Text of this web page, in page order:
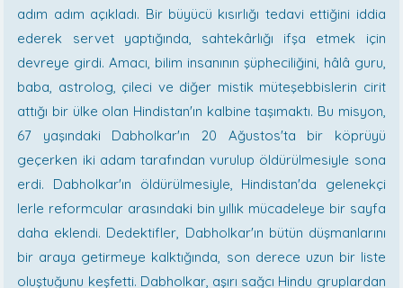
adım adım açıkladı. Bir büyücü kısırlığı tedavi ettiğini iddia
ederek servet yaptığında, sahtekârlığı ifşa etmek için
devreye girdi. Amacı, bilim insanının şüpheciliğini, hâlâ guru,
baba, astrolog, çileci ve diğer mistik müteşebbislerin cirit
attığı bir ülke olan Hindistan'ın kalbine taşımaktı. Bu misyon,
67 yaşındaki Dabholkar'ın 20 Ağustos'ta bir köprüyü
geçerken iki adam tarafından vurulup öldürülmesiyle sona
erdi. Dabholkar'ın öldürülmesiyle, Hindistan'da gelenekçi
lerle reformcular arasındaki bin yıllık mücadeleye bir sayfa
daha eklendi. Dedektifler, Dabholkar'ın bütün düşmanlarını
bir araya getirmeye kalktığında, son derece uzun bir liste
oluştuğunu keşfetti. Dabholkar, aşırı sağcı Hindu gruplardan